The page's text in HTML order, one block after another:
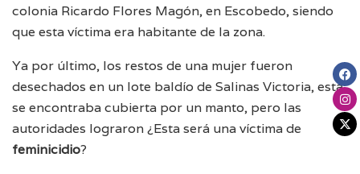
colonia Ricardo Flores Magón, en Escobedo, siendo
que esta víctima era habitante de la zona.
Ya por último, los restos de una mujer fueron
desechados en un lote baldío de Salinas Victoria, esta
se encontraba cubierta por un manto, pero las
autoridades lograron ¿Esta será una víctima de
feminicidio?